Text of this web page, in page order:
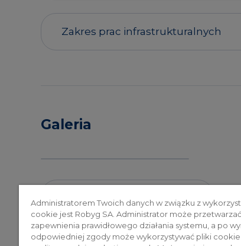
Zakres prac infrastrukturalnych
Galeria
Administratorem Twoich danych w związku z
cookie jest Robyg SA. Administrator może
zapewnienia prawidłowego działania systemu, a po
odpowiedniej zgody może wykorzystywać pliki